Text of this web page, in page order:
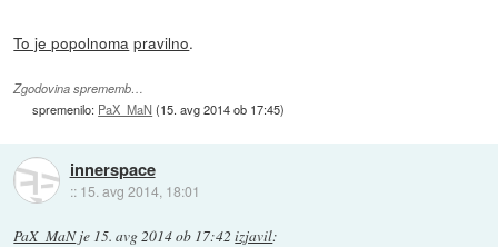
To je popolnoma pravilno.
Zgodovina sprememb…
spremenilo: PaX_MaN(15. avg 2014 ob 17:45)
innerspace
:: 15. avg 2014, 18:01
PaX_MaNje 15. avg 2014 ob 17:42 izjavil: